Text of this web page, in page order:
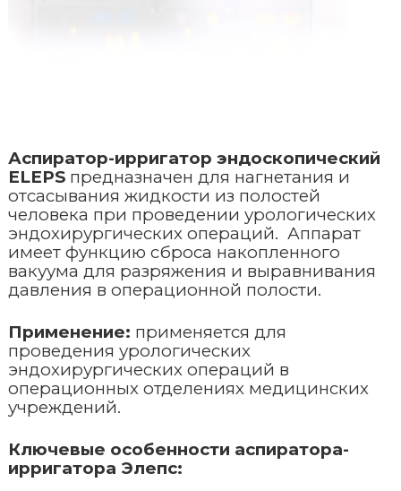
Инфузионные насосы
Мониторы пациента
Мониторы фетальные
Аспираторы
Дефибрилляторы
Рециркуляторы-облучатели
Пульсоксиметры
Моечно-дезинфекционные машины для инструментов
Ультразвуковые моечно-дезинфекционные машины
Машины для обработки предметов ухода за пациентами
Автоклавы
Щелевые лампы
Урология
Лабораторная диагностика
Гематологические анализаторы
Гистология и патанатомия
Камеры для трупов
Расходные материалы
Анестезиология и реанимация
Утилизация
Ветеринария
Стационарные ветеринарные рентгены
Переносные ветеринарные рентгены
Аспиратор-ирригатор эндоскопический
ELEPSпредназначен для нагнетания и
отсасывания жидкости из полостей
человека при проведении урологических
эндохирургических операций. Аппарат
имеет функцию сброса накопленного
вакуума для разряжения и выравнивания
давления в операционной полости.
Применение: применяется для
проведения урологических
эндохирургических операций в
операционных отделениях медицинских
учреждений.
Ключевые особенности аспиратора-
ирригатора Элепс: